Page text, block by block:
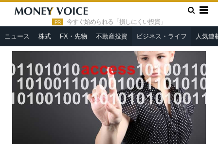
PR 今すぐ始められる「損しにくい投資」
ニュース 株式 FX・先物 不動産投資 ビジネス・ライフ 人気連
HOME » ビジネス・ライフ
マイナンバーで相続の手続きが簡
単に！？行政書士、山田和美が徹底解説！